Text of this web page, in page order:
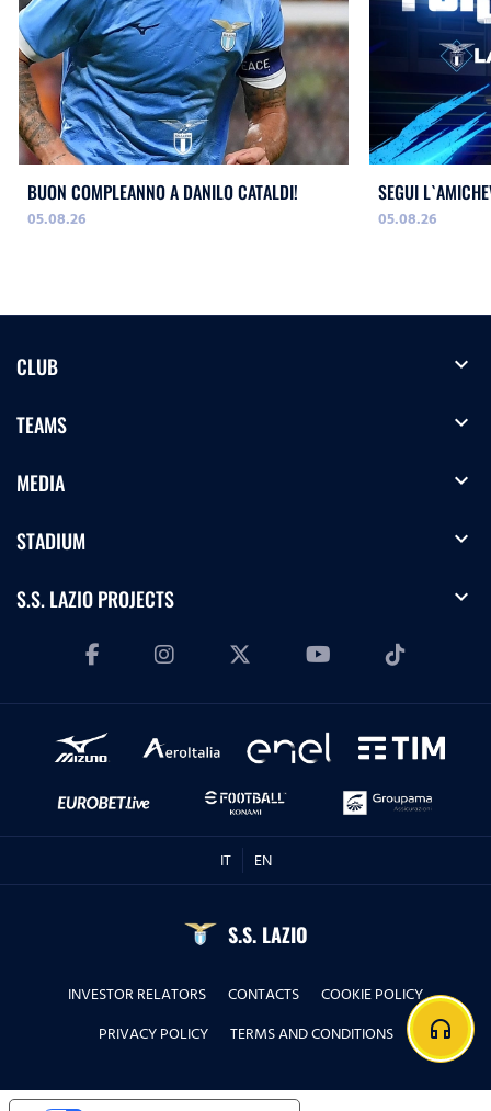
BUON COMPLEANNO A DANILO CATALDI!
05.08.26
SEGUI
05.08.26
CLUB expand_more
TEAMS expand_more
MEDIA expand_more
STADIUM expand_more
S.S. LAZIO PROJECTS expand_more
IT EN
S.S. LAZIO
INVESTOR RELATORS CONTACTS
COOKIE POLICY
PRIVACY POLICY
TERMS AND CONDITIONS headphones